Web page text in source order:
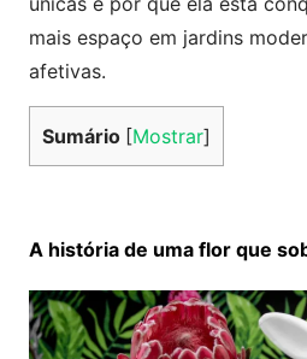
mais espaço em jardins
afetivas.
Sumário [Mostrar]
A história de uma flor que